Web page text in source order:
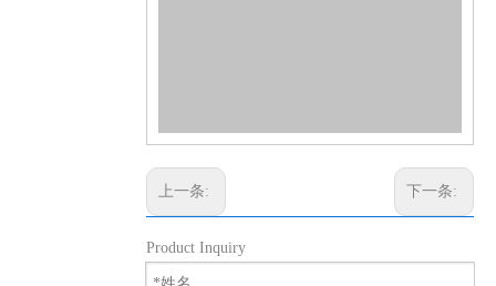
上一条: 下一条:
Product Inquiry